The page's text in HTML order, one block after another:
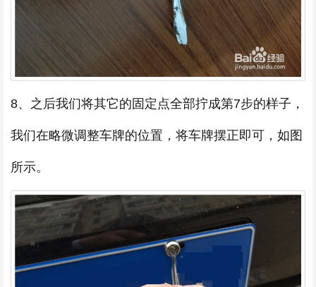
8、之后我们将其它的固定点全部拧成第7步的样子，
我们在略微调整车牌的位置，将车牌摆正即可，如图
所示。